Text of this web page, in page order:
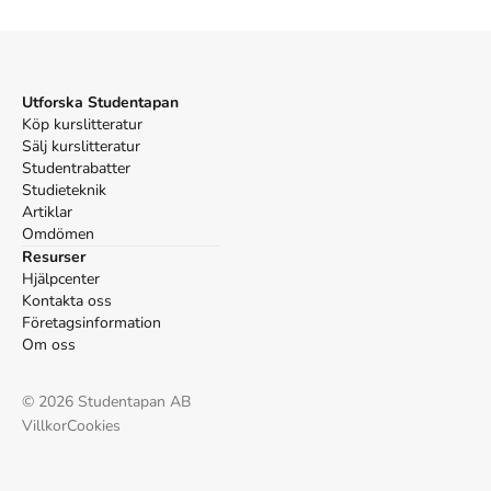
Utforska Studentapan
Köp kurslitteratur
Sälj kurslitteratur
Studentrabatter
Studieteknik
Artiklar
Omdömen
Resurser
Hjälpcenter
Kontakta oss
Företagsinformation
Om oss
© 2026 Studentapan AB
VillkorCookies